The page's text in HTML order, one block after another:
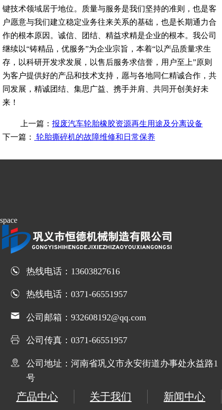
键技术领域居于地位。质量与服务是我们坚持的准则，也是客
户愿意与我们建立稳定业务往来关系的基础，也是长期通力合
作的根本原因。诚信、团结、精益求精是企业的根本。我公司
继续以“铸精品，优服务”为企业宗旨，本着“以产品质量求生
存，以科研开发求发展，以售后服务求信誉，用户至上”原则
为客户提供好的产品和技术支持，愿与各地同仁精诚合作，共
同发展，精诚团结、集思广益、携手并肩、共同开创美好未
来！
上一篇： 报废汽车轮胎橡胶资源再生用途及分离设备
下一篇：
轮胎撕碎机的故障维修和日常保养
space
热线电话：13603827616
热线电话：0371-66551957
公司邮箱：932608192@qq.com
公司传真：0371-66551957
公司地址：河南省巩义市永安街道办事处永益路1
号
产品中心 关于我们 新闻中心